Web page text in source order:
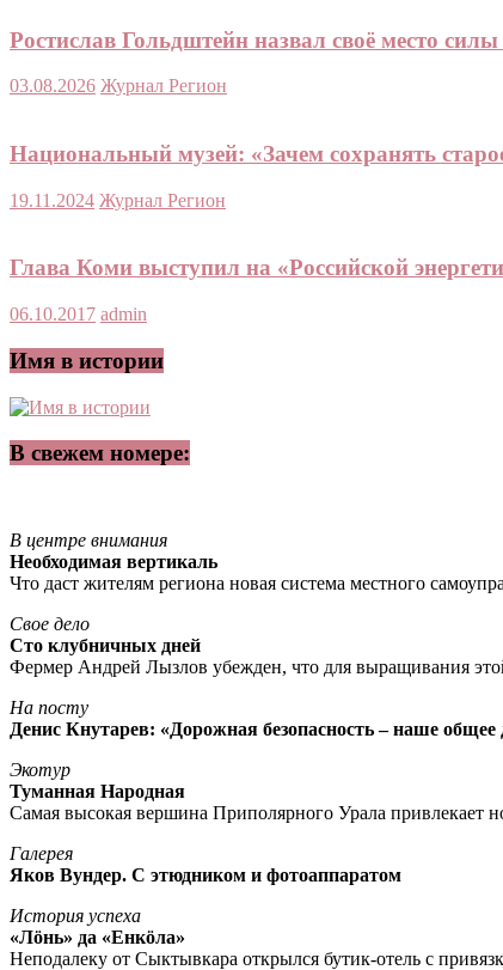
Ростислав Гольдштейн назвал своё место
03.08.2026 Журнал Регион
Национальный музей: «Зачем сохранять
19.11.2024 Журнал Регион
Глава Коми выступил на «Российской
06.10.2017 admin
Имя в истории
В свежем номере:
В центре внимания
Необходимая вертикаль
Что даст жителям региона новая система местного
Свое дело
Сто клубничных дней
Фермер Андрей Лызлов убежден, что для выращивания
На посту
Денис Кнутарев: «Дорожная безопасность – наше общее
Экотур
Туманная Народная
Самая высокая вершина Приполярного Урала привлекает
Галерея
Яков Вундер. С этюдником и фотоаппаратом
История успеха
«Лöнь» да «Енкöла»
Неподалеку от Сыктывкара открылся бутик-отель с